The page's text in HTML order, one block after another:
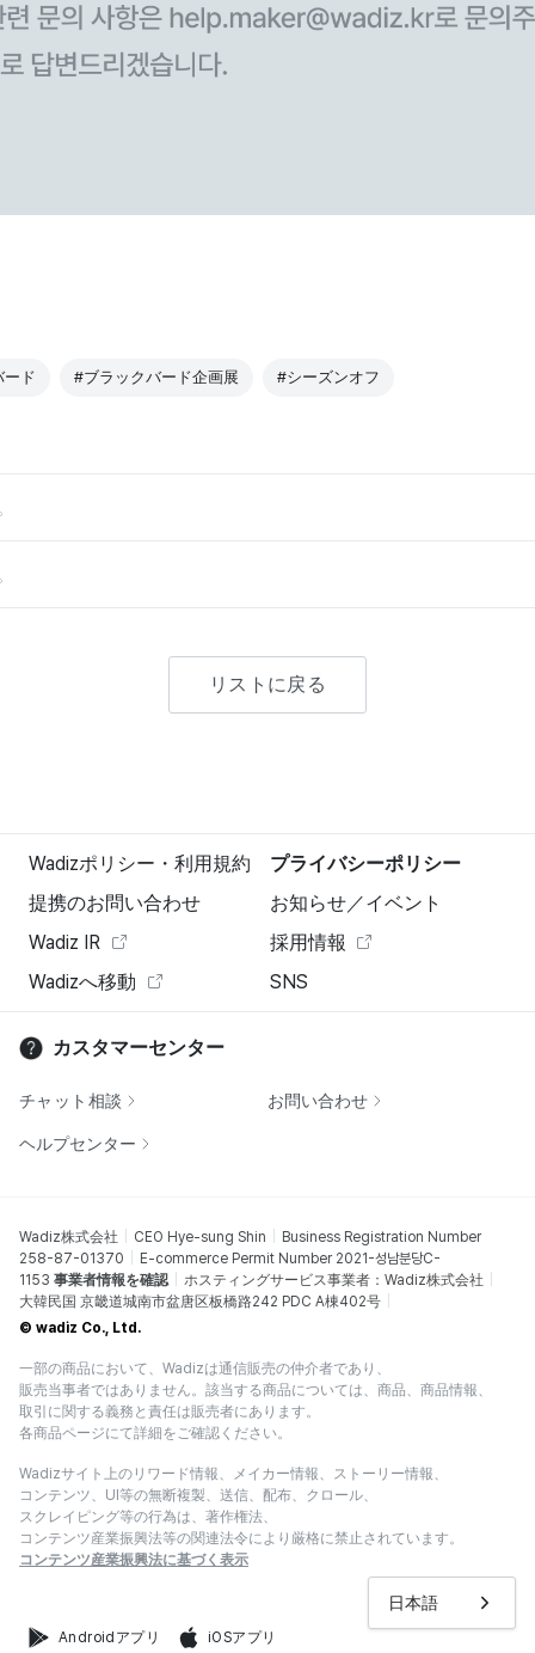
日本語
ード #ブラックバード企画展 #シーズンオフ
リストに戻る
Wadizポリシー・利用規約
プライバシーポリシー
提携のお問い合わせ
お知らせ／イベント
Wadiz IR
採用情報
Wadizへ移動
SNS
カスタマーセンター
チャット相談 お問い合わせ
ヘルプセンター
Wadiz株式会社 CEO Hye-sung Shin
Business Registration Number
258-87-01370
E-commerce Permit Number 2021-성남분당C-
1153 事業者情報を確認
ホスティングサービス事業者：Wadiz株式会社
大韓民国 京畿道城南市盆唐区板橋路242 PDC A棟402号
© wadiz Co., Ltd.
一部の商品において、Wadizは通信販売の仲介者であり、
販売当事者ではありません。該当する商品については、商品、商品情報、
取引に関する義務と責任は販売者にあります。
各商品ページにて詳細をご確認ください。
Wadizサイト上のリワード情報、メイカー情報、ストーリー情報、
コンテンツ、UI等の無断複製、送信、配布、クロール、
スクレイピング等の行為は、著作権法、
コンテンツ産業振興法等の関連法令により厳格に禁止されています。
コンテンツ産業振興法に基づく表示
Androidアプリ iOSアプリ